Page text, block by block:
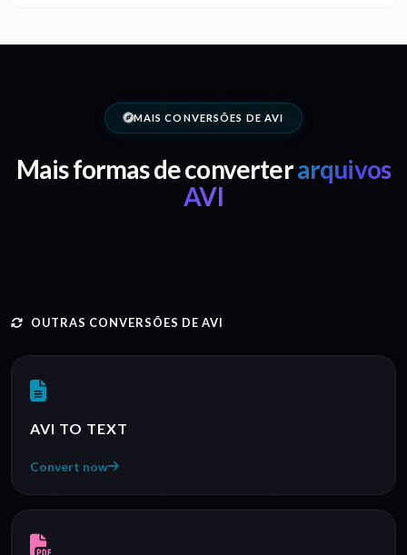
MAIS CONVERSÕES DE AVI
Mais formas de converterarquivos
AVI
OUTRAS CONVERSÕES DE AVI
AVI TO TEXT
Convert now